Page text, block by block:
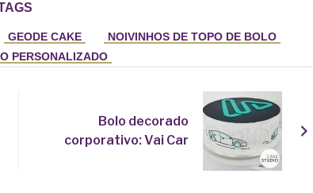
GEODE CAKE
NOIVINHOS DE TOPO DE BOLO
PERSONALIZADO
Bolo decorado
corporativo: Vai Car